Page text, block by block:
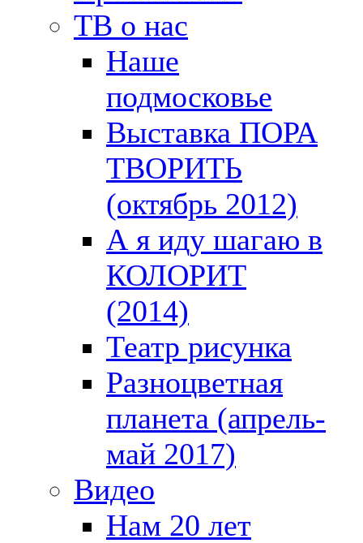
ТВ о нас
Наше
подмосковье
Выставка ПОРА
ТВОРИТЬ
(октябрь 2012)
А я иду шагаю в
КОЛОРИТ
(2014)
Театр рисунка
Разноцветная
планета (апрель-
май 2017)
Видео
Нам 20 лет